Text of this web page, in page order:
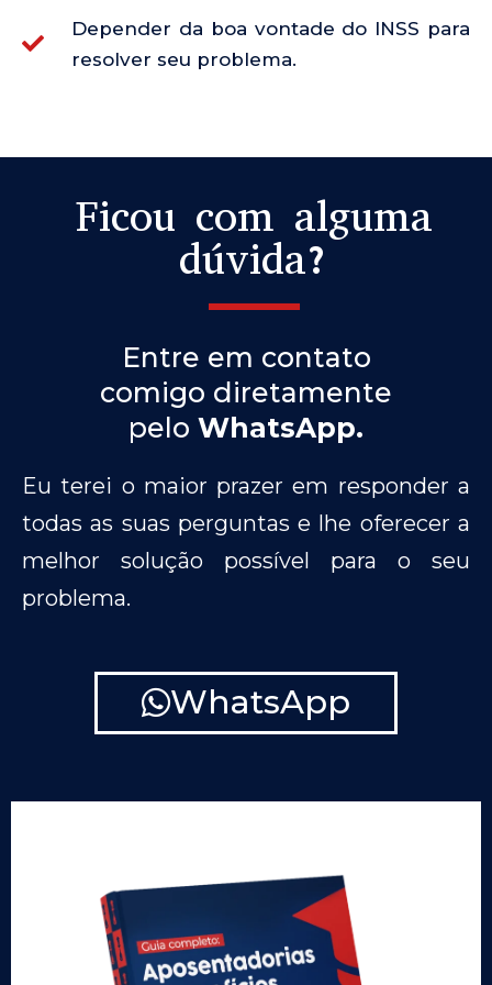
Depender da boa vontade do INSS para
resolver seu problema.
Ficou com alguma
dúvida?
Entre em contato
comigo diretamente
pelo WhatsApp.
Eu terei o maior prazer em responder a
todas as suas perguntas e lhe oferecer a
melhor solução possível para o seu
problema.
WhatsApp